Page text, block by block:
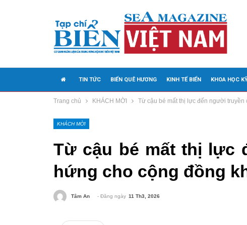
TIN TỨC BIỂN QUÊ HƯƠNG KINH TẾ BIỂN KHOA HỌC
MEDIA
Trang chủ KHÁCH MỜI Từ cậu bé mất thị lực đến người
KHÁCH MỜI
Từ cậu bé mất thị lực
hứng cho cộng đồng
Tâm An - Đăng ngày 11 Th3, 2026